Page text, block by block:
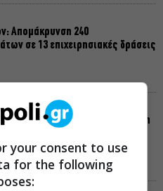
Απομάκρυνση 240
σε 13 επιχειρησιακές δράσεις
Παγκόσμια πρεμιέρα για τη
your consent to use
for the following